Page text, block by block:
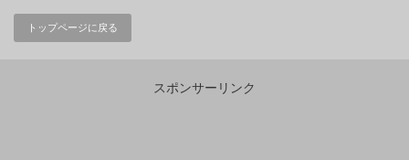
トップページに戻る
スポンサーリンク